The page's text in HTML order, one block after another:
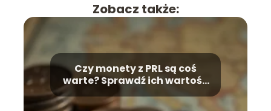
Zobacz także:
Czy monety z PRL są coś
warte? Sprawdź ich wartość
numizmatyczną